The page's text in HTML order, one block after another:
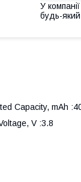
У
будь-
Capacity, mAh
V :3.8